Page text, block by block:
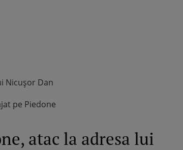
Nicușor Dan
pe Piedone
atac la adresa lui